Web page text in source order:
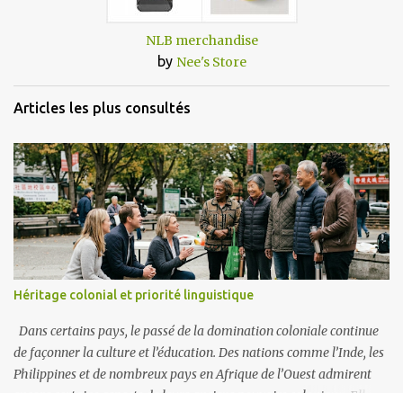
NLB merchandise
by Nee's Store
Articles les plus consultés
Héritage colonial et priorité linguistique
Dans certains pays, le passé de la domination coloniale continue
de façonner la culture et l’éducation. Des nations comme l’Inde, les
Philippines et de nombreux pays en Afrique de l’Ouest admirent